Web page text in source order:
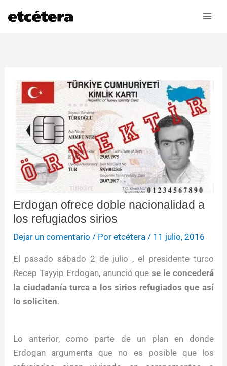
Erdogan ofrece doble nacionalidad a
los refugiados sirios
Dejar un comentario / Poretcétera / 11 julio, 2016
El pasado sábado 2 de julio , el presidente turco
Recep Tayyip Erdogan, anunció quese le concederá
la ciudadanía turca a los sirios refugiados que así
lo soliciten.
Lo anterior, como parte de un plan en donde
Erdogan argumenta que no es posible que los